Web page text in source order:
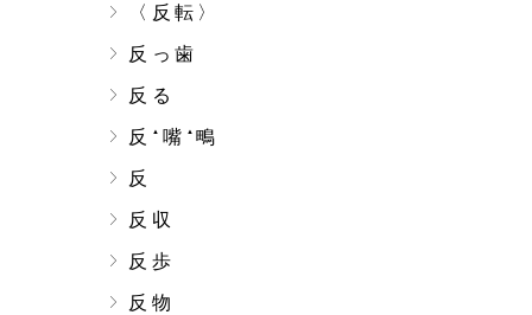
〈反転〉
反っ歯
反る
反
▲嘴 ▲鴫
反
反収
反歩
反物